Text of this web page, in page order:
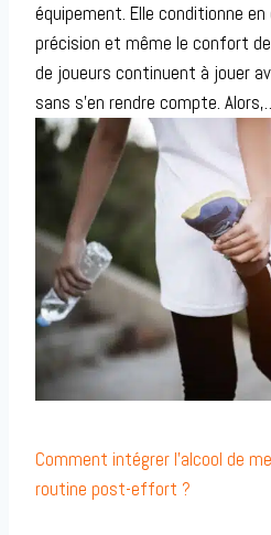
équipement. Elle conditionne
précision et même le confort
de joueurs continuent à jouer
sans s’en rendre compte.
Comment intégrer l’alcool de
routine post-effort ?